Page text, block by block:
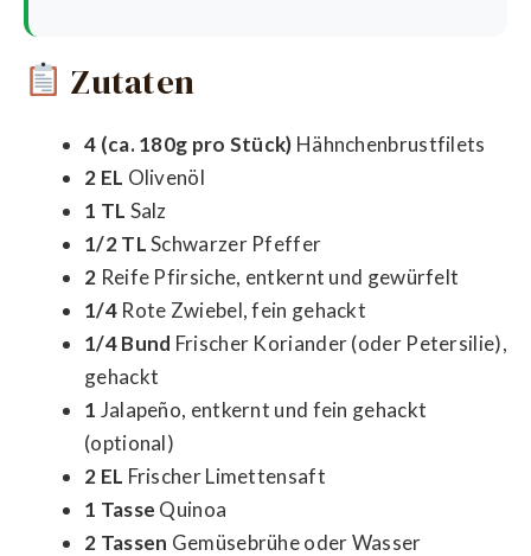
Zutaten
4 (ca. 180g pro Stück) Hähnchenbrustfilets
2 EL Olivenöl
1 TL Salz
1/2 TLSchwarzer Pfeffer
2 Reife Pfirsiche, entkernt und gewürfelt
1/4Rote Zwiebel, fein gehackt
1/4 Bund Frischer Koriander (oder Petersilie),
gehackt
1 Jalapeño, entkernt und fein gehackt
(optional)
2 EL Frischer Limettensaft
1 Tasse Quinoa
2 Tassen Gemüsebrühe oder Wasser